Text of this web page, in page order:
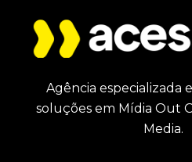
Agência especializada
soluções em Mídia Out
Media.